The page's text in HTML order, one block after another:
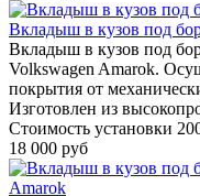
Вкладыш в кузов под
Вкладыш в кузов под
Volkswagen Amarok.
покрытия от
Изготовлен из
Стоимость установки
18 000 руб